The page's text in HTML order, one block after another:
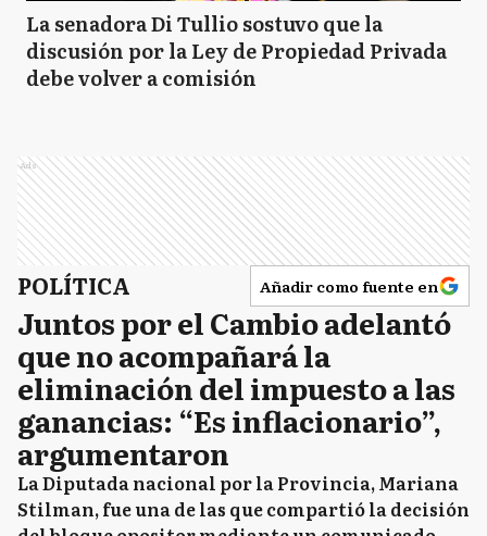
La senadora Di Tullio sostuvo que la
discusión por la Ley de Propiedad Privada
debe volver a comisión
Ads
POLÍTICA Añadir como fuente en
Juntos por el Cambio adelantó
que no acompañará la
eliminación del impuesto a las
ganancias: “Es inflacionario”,
argumentaron
La Diputada nacional por la Provincia, Mariana
Stilman, fue una de las que compartió la decisión